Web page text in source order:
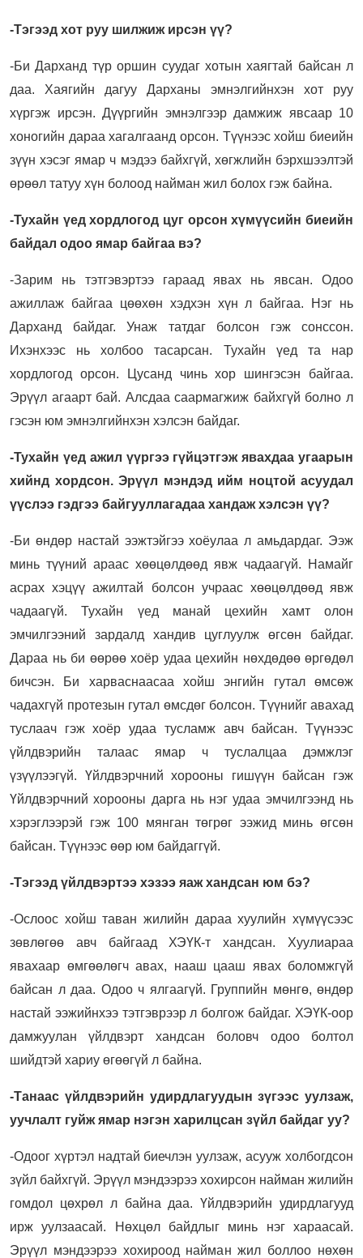
-Тэгээд хот руу шилжиж ирсэн үү?
-Би Дарханд түр оршин суудаг хотын хаягтай байсан л
даа. Хаягийн дагуу Дарханы эмнэлгийнхэн хот руу
хүргэж ирсэн. Дүүргийн эмнэлгээр дамжиж явсаар 10
хоногийн дараа хагалгаанд орсон. Түүнээс хойш биеийн
зүүн хэсэг ямар ч мэдээ байхгүй, хөгжлийн бэрхшээлтэй
өрөөл татуу хүн болоод найман жил болох гэж байна.
-Тухайн үед хордлогод цуг орсон хүмүүсийн биеийн
байдал одоо ямар байгаа вэ?
-Зарим нь тэтгэвэртээ гараад явах нь явсан. Одоо
ажиллаж байгаа цөөхөн хэдхэн хүн л байгаа. Нэг нь
Дарханд байдаг. Унаж татдаг болсон гэж сонссон.
Ихэнхээс нь холбоо тасарсан. Тухайн үед та нар
хордлогод орсон. Цусанд чинь хор шингэсэн байгаа.
Эрүүл агаарт бай. Алсдаа саармагжиж байхгүй болно л
гэсэн юм эмнэлгийнхэн хэлсэн байдаг.
-Тухайн үед ажил үүргээ гүйцэтгэж явахдаа угаарын
хийнд хордсон. Эрүүл мэндэд ийм ноцтой асуудал
үүслээ гэдгээ байгууллагадаа хандаж хэлсэн үү?
-Би өндөр настай ээжтэйгээ хоёулаа л амьдардаг. Ээж
минь түүний араас хөөцөлдөөд явж чадаагүй. Намайг
асрах хэцүү ажилтай болсон учраас хөөцөлдөөд явж
чадаагүй. Тухайн үед манай цехийн хамт олон
эмчилгээний зардалд хандив цуглуулж өгсөн байдаг.
Дараа нь би өөрөө хоёр удаа цехийн нөхдөдөө өргөдөл
бичсэн. Би харваснаасаа хойш энгийн гутал өмсөж
чадахгүй протезын гутал өмсдөг болсон. Түүнийг авахад
туслаач гэж хоёр удаа тусламж авч байсан. Түүнээс
үйлдвэрийн талаас ямар ч туслалцаа дэмжлэг
үзүүлээгүй. Үйлдвэрчний хорооны гишүүн байсан гэж
Үйлдвэрчний хорооны дарга нь нэг удаа эмчилгээнд нь
хэрэглээрэй гэж 100 мянган төгрөг ээжид минь өгсөн
байсан. Түүнээс өөр юм байдаггүй.
-Тэгээд үйлдвэртээ хэзээ яаж хандсан юм бэ?
-Ослоос хойш таван жилийн дараа хуулийн хүмүүсээс
зөвлөгөө авч байгаад ХЭҮК-т хандсан. Хуулиараа
явахаар өмгөөлөгч авах, нааш цааш явах боломжгүй
байсан л даа. Одоо ч ялгаагүй. Группийн мөнгө, өндөр
настай ээжийнхээ тэтгэврээр л болгож байдаг. ХЭҮК-оор
дамжуулан үйлдвэрт хандсан боловч одоо болтол
шийдтэй хариу өгөөгүй л байна.
-Танаас үйлдвэрийн удирдлагуудын зүгээс уулзаж,
уучлалт гуйж ямар нэгэн харилцсан зүйл байдаг уу?
-Одоог хүртэл надтай биечлэн уулзаж, асууж холбогдсон
зүйл байхгүй. Эрүүл мэндээрээ хохирсон найман жилийн
гомдол цөхрөл л байна даа. Үйлдвэрийн удирдлагууд
ирж уулзаасай. Нөхцөл байдлыг минь нэг хараасай.
Эрүүл мэндээрээ хохироод найман жил боллоо нөхөн